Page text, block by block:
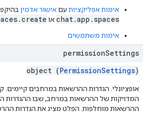
אימות אפליקציות עם אישור אדמין
chat.app.spaces או
אימות משתמשים
permissionSettings
object (PermissionSettings)
אופציונלי. הגדרות ההרשאות במרחבים קיימים.
המדויקות של ההרשאות במרחב, שבו ההגדרות
ההרשאות מוחלפות. הפלט מציג את הגדרות